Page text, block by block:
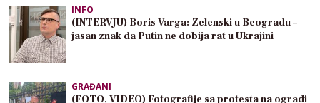
INFO
(INTERVJU) Boris Varga: Zelenski u Beogradu –
jasan znak da Putin ne dobija rat u Ukrajini
GRAĐANI
(FOTO, VIDEO) Fotografije sa protesta na ogradi